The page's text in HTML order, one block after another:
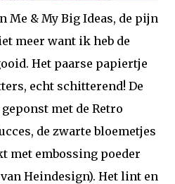
Me & My Big Ideas, de pijn
meer want ik heb de
Het paarse papiertje
echt schitterend! De
met de Retro
de zwarte bloemetjes
met embossing poeder
Heindesign). Het lint en